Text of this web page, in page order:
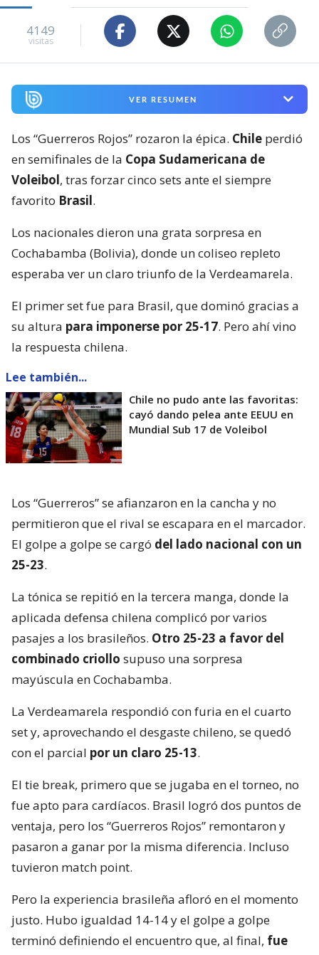
4149
visitas
VER RESUMEN
Los “Guerreros Rojos” rozaron la épica. Chile perdió
en semifinales de la Copa Sudamericana de
Voleibol, tras forzar cinco sets ante el siempre
favorito Brasil.
Los nacionales dieron una grata sorpresa en
Cochabamba (Bolivia), donde un coliseo repleto
esperaba ver un claro triunfo de la Verdeamarela.
El primer set fue para Brasil, que dominó gracias a
su altura para imponerse por 25-17. Pero ahí vino
la respuesta chilena.
Lee también...
Chile no pudo ante las favoritas:
cayó dando pelea ante EEUU en
Mundial Sub 17 de Voleibol
Los “Guerreros” se afianzaron en la cancha y no
permitieron que el rival se escapara en el marcador.
El golpe a golpe se cargó del lado nacional con un
25-23.
La tónica se repitió en la tercera manga, donde la
aplicada defensa chilena complicó por varios
pasajes a los brasileños. Otro 25-23 a favor del
combinado criollo supuso una sorpresa
mayúscula en Cochabamba.
La Verdeamarela respondió con furia en el cuarto
set y, aprovechando el desgaste chileno, se quedó
con el parcial por un claro 25-13.
El tie break, primero que se jugaba en el torneo, no
fue apto para cardíacos. Brasil logró dos puntos de
ventaja, pero los “Guerreros Rojos” remontaron y
pasaron a ganar por la misma diferencia. Incluso
tuvieron match point.
Pero la experiencia brasileña afloró en el momento
justo. Hubo igualdad 14-14 y el golpe a golpe
terminó definiendo el encuentro que, al final, fue